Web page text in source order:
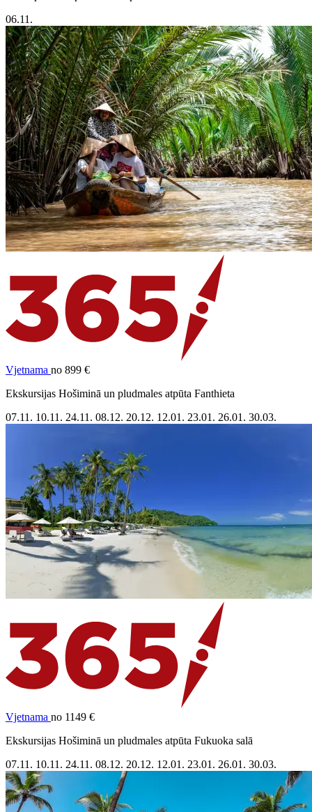
06.11.
Vjetnama no 899 €
Ekskursijas Hošiminā un pludmales atpūta Fanthieta
07.11. 10.11. 24.11. 08.12. 20.12. 12.01. 23.01. 26.01. 30.03.
Vjetnama no 1149 €
Ekskursijas Hošiminā un pludmales atpūta Fukuoka salā
07.11. 10.11. 24.11. 08.12. 20.12. 12.01. 23.01. 26.01. 30.03.